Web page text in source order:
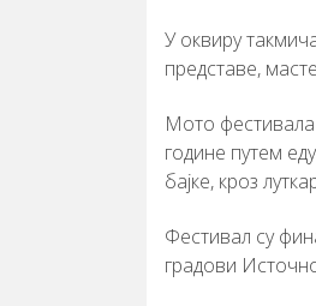
У оквиру
представе,
Мото фестивала
године путем
бајке, кроз
Фестивал су
градови